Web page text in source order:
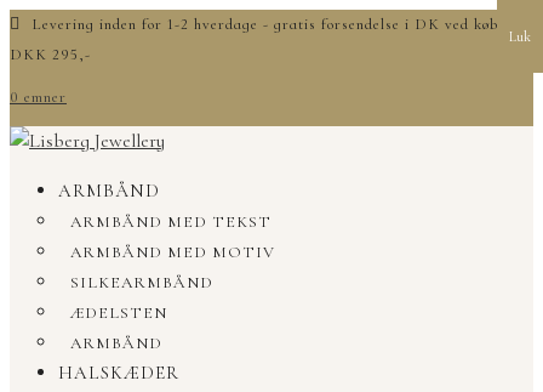
Levering inden for 1-2 hverdage - gratis forsendelse i DK ved køb over
DKK 295,-
0 emner
ARMBÅND
ARMBÅND MED TEKST
ARMBÅND MED MOTIV
SILKEARMBÅND
ÆDELSTEN
ARMBÅND
HALSKÆDER
Luk